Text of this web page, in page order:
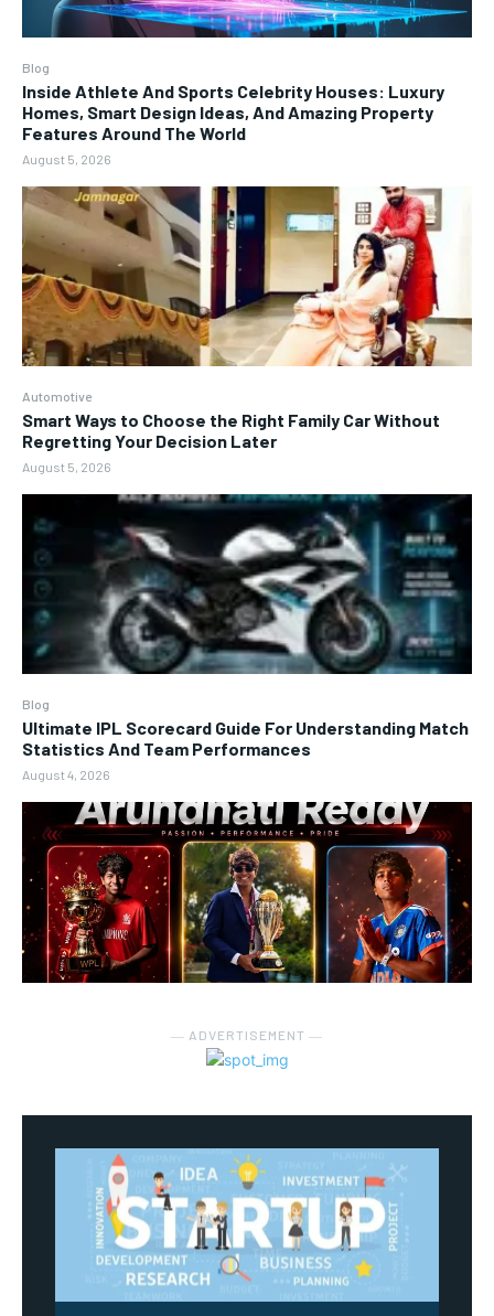
Blog
Inside Athlete And Sports Celebrity Houses: Luxury
Homes, Smart Design Ideas, And Amazing Property
Features Around The World
August 5, 2026
Automotive
Smart Ways to Choose the Right Family Car Without
Regretting Your Decision Later
August 5, 2026
Blog
Ultimate IPL Scorecard Guide For Understanding Match
Statistics And Team Performances
August 4, 2026
― ADVERTISEMENT ―